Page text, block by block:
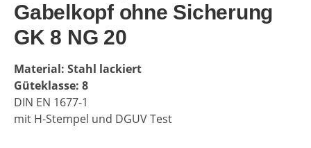
Gabelkopf ohne Sicherung
GK 8 NG 20
Material: Stahl lackiert
Güteklasse: 8
DIN EN 1677-1
mit H-Stempel und DGUV Test